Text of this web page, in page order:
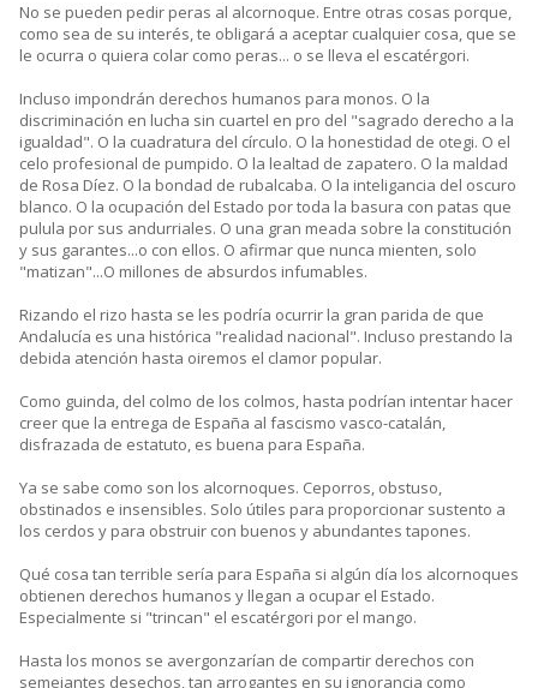
No se pueden pedir peras al alcornoque. Entre otras cosas porque,
como sea de su interés, te obligará a aceptar cualquier cosa, que se
le ocurra o quiera colar como peras... o se lleva el escatérgori.
Incluso impondrán derechos humanos para monos. O la
discriminación en lucha sin cuartel en pro del "sagrado derecho a la
igualdad". O la cuadratura del círculo. O la honestidad de otegi. O el
celo profesional de pumpido. O la lealtad de zapatero. O la maldad
de Rosa Díez. O la bondad de rubalcaba. O la inteligancia del oscuro
blanco. O la ocupación del Estado por toda la basura con patas que
pulula por sus andurriales. O una gran meada sobre la constitución
y sus garantes...o con ellos. O afirmar que nunca mienten, solo
"matizan"...O millones de absurdos infumables.
Rizando el rizo hasta se les podría ocurrir la gran parida de que
Andalucía es una histórica "realidad nacional". Incluso prestando la
debida atención hasta oiremos el clamor popular.
Como guinda, del colmo de los colmos, hasta podrían intentar hacer
creer que la entrega de España al fascismo vasco-catalán,
disfrazada de estatuto, es buena para España.
Ya se sabe como son los alcornoques. Ceporros, obstuso,
obstinados e insensibles. Solo útiles para proporcionar sustento a
los cerdos y para obstruir con buenos y abundantes tapones.
Qué cosa tan terrible sería para España si algún día los alcornoques
obtienen derechos humanos y llegan a ocupar el Estado.
Especialmente si "trincan" el escatérgori por el mango.
Hasta los monos se avergonzarían de compartir derechos con
semejantes desechos, tan arrogantes en su ignorancia como